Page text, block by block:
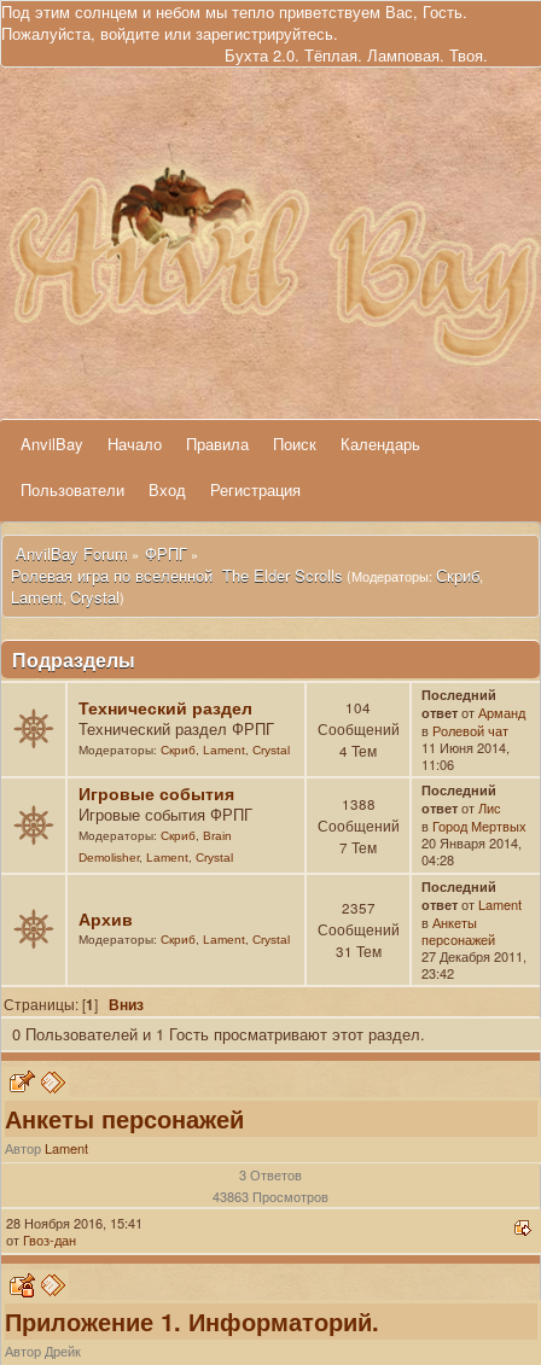
Под этим солнцем и небом мы тепло приветствуем Вас, Гость.
Пожалуйста, войдите или зарегистрируйтесь.
Бухта 2.0. Тёплая. Ламповая. Твоя.
AnvilBay Начало Правила Поиск
Календарь
Пользователи
Вход Регистрация
AnvilBay Forum » ФРПГ »
Ролевая игра по вселенной  The Elder Scrolls (Модераторы: Скриб,
Lament, Crystal)
Подразделы
Технический раздел
Технический раздел ФРПГ
Модераторы:Скриб ,Lament ,Crystal
104
Сообщений
4 Тем
Последний
ответотАрманд
в Ролевой чат
11 Июня 2014,
11:06
Игровые события
Игровые события ФРПГ
Модераторы:Скриб ,Brain
Demolisher,Lament ,Crystal
1388
Сообщений
7 Тем
Последний
ответот Лис
в Город Мертвых
20 Января 2014,
04:28
Архив
Модераторы:Скриб ,Lament ,Crystal
2357
Сообщений
31 Тем
Последний
ответот Lament
вАнкеты
персонажей
27 Декабря 2011,
23:42
Страницы: [1]Вниз
0 Пользователей и 1 Гость просматривают этот раздел.
Анкеты персонажей
Автор Lament
3 Ответов
43863 Просмотров
28 Ноября 2016, 15:41
от Гвоз-дан
Приложение 1. Информаторий.
Автор Дрейк